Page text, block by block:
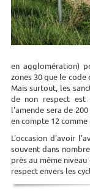
en agglomération)
zones 30 que le code
Mais surtout, les
de non respect est
l'amende sera de
en compte 12 comme
L'occasion d'avoir
souvent dans
près au même
respect envers les